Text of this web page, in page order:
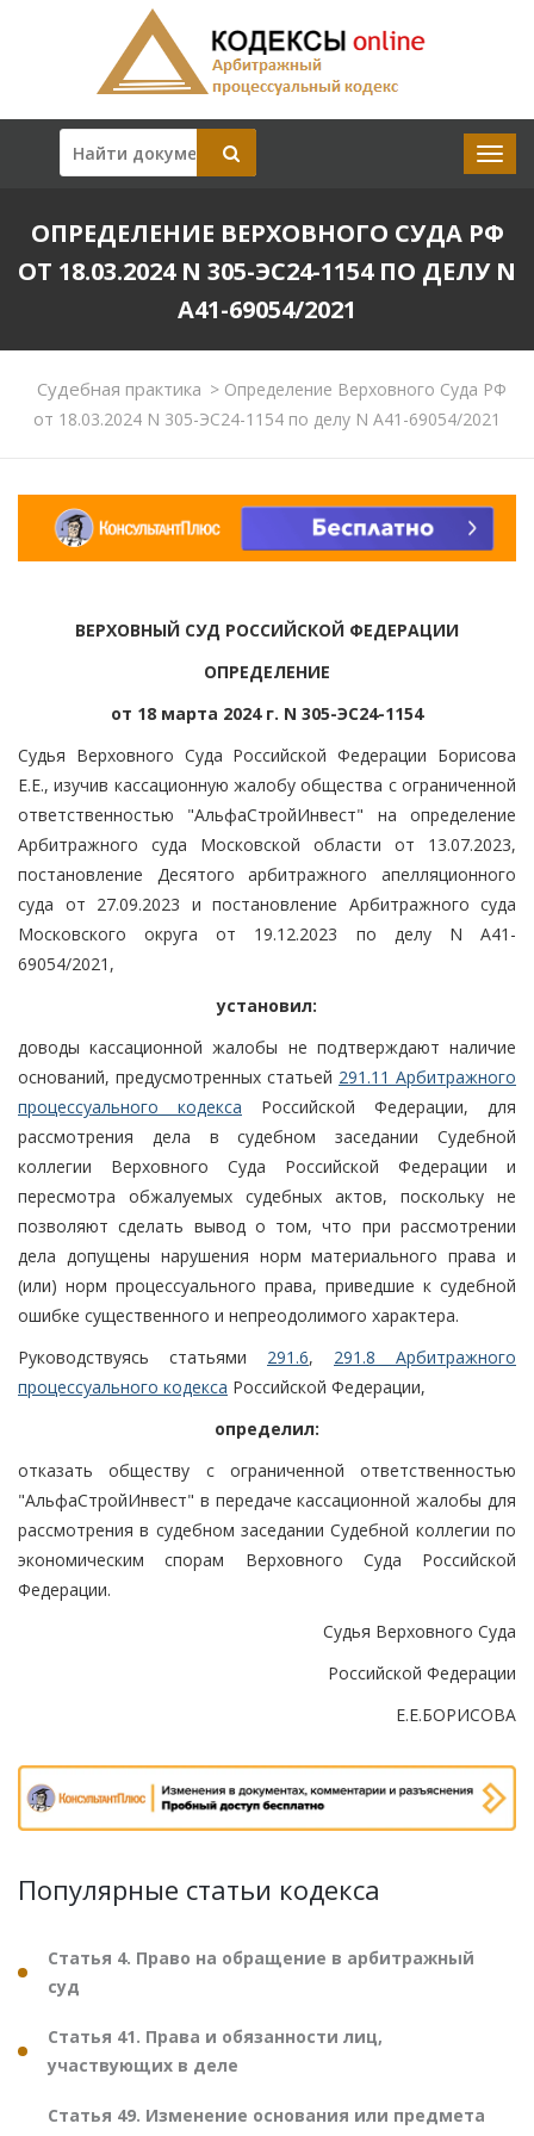
ОПРЕДЕЛЕНИЕ ВЕРХОВНОГО СУДА РФ
ОТ 18.03.2024 N 305-ЭС24-1154 ПО ДЕЛУ N
А41-69054/2021
Судебная практика >Определение Верховного Суда РФ
от 18.03.2024 N 305-ЭС24-1154 по делу N А41-69054/2021
ВЕРХОВНЫЙ СУД РОССИЙСКОЙ ФЕДЕРАЦИИ
ОПРЕДЕЛЕНИЕ
от 18 марта 2024 г. N 305-ЭС24-1154
Судья Верховного Суда Российской Федерации Борисова
Е.Е., изучив кассационную жалобу общества с ограниченной
ответственностью "АльфаСтройИнвест" на определение
Арбитражного суда Московской области от 13.07.2023,
постановление Десятого арбитражного апелляционного
суда от 27.09.2023 и постановление Арбитражного суда
Московского округа от 19.12.2023 по делу N А41-
69054/2021,
установил:
доводы кассационной жалобы не подтверждают наличие
оснований, предусмотренных статьей 291.11 Арбитражного
процессуального кодекса Российской Федерации, для
рассмотрения дела в судебном заседании Судебной
коллегии Верховного Суда Российской Федерации и
пересмотра обжалуемых судебных актов, поскольку не
позволяют сделать вывод о том, что при рассмотрении
дела допущены нарушения норм материального права и
(или) норм процессуального права, приведшие к судебной
ошибке существенного и непреодолимого характера.
Руководствуясь статьями 291.6, 291.8 Арбитражного
процессуального кодекса Российской Федерации,
определил:
отказать обществу с ограниченной ответственностью
"АльфаСтройИнвест" в передаче кассационной жалобы для
рассмотрения в судебном заседании Судебной коллегии по
экономическим спорам Верховного Суда Российской
Федерации.
Судья Верховного Суда
Российской Федерации
Е.Е.БОРИСОВА
Популярные статьи кодекса
Статья 4. Право на обращение в арбитражный
суд
Статья 41. Права и обязанности лиц,
участвующих в деле
Статья 49. Изменение основания или предмета